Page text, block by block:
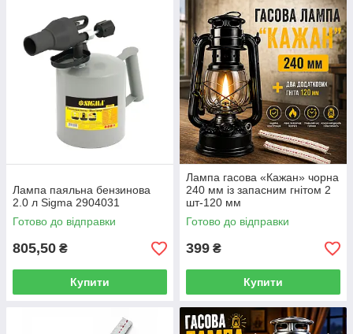
Лампа паяльна бензинова
2.0 л Sigma 2904031
Готово до відправки
805,50 ₴
Купити
Лампа гасова «Кажан» чорна
240 мм із запасним гнітом 2
шт-120 мм
Готово до відправки
399 ₴
Купити